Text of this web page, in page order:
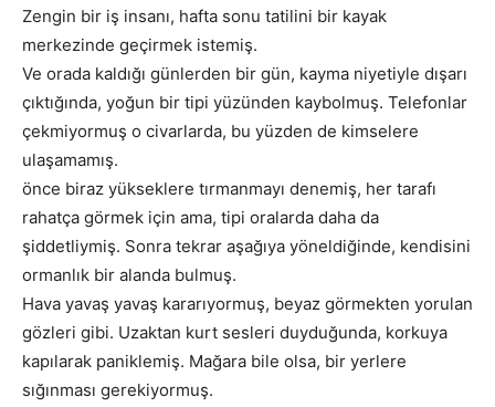
Zengin bir iş insanı, hafta sonu tatilini bir kayak
merkezinde geçirmek istemiş.
Ve orada kaldığı günlerden bir gün, kayma niyetiyle dışarı
çıktığında, yoğun bir tipi yüzünden kaybolmuş. Telefonlar
çekmiyormuş o civarlarda, bu yüzden de kimselere
ulaşamamış.
önce biraz yükseklere tırmanmayı denemiş, her tarafı
rahatça görmek için ama, tipi oralarda daha da
şiddetliymiş. Sonra tekrar aşağıya yöneldiğinde, kendisini
ormanlık bir alanda bulmuş.
Hava yavaş yavaş kararıyormuş, beyaz görmekten yorulan
gözleri gibi. Uzaktan kurt sesleri duyduğunda, korkuya
kapılarak paniklemiş. Mağara bile olsa, bir yerlere
sığınması gerekiyormuş.